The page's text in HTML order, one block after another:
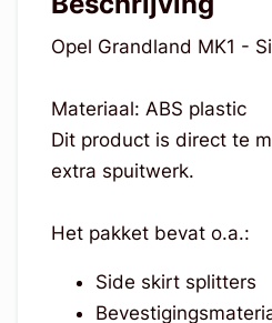
Opel Grandland MK1 -
Materiaal: ABS plastic
Dit product is direct te
extra spuitwerk.
Het pakket bevat o.a.:
Side skirt splitters